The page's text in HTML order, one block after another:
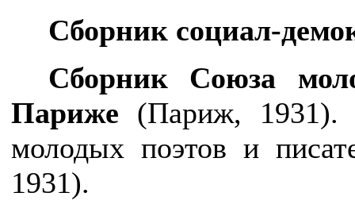
Сборник социал-
Сборник Союза
Париже (Париж, 1931).
молодых поэтов и
1931).